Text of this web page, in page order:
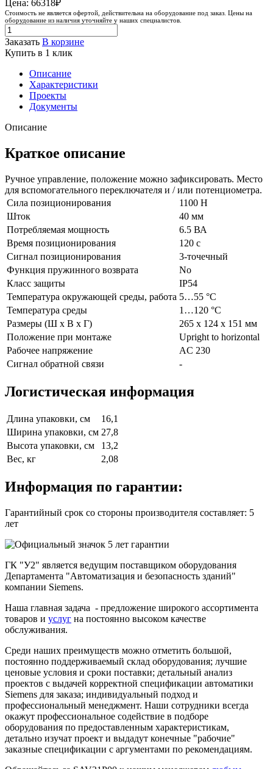
Цена: 66318₽
Стоимость не является офертой, действительна на оборудование под заказ. Цены на
оборудование из наличия уточняйте у наших специалистов.
Заказать В корзине
Купить в 1 клик
Описание
Характеристики
Проекты
Документы
Описание
Краткое описание
Ручное управление, положение можно зафиксировать. Место
для вспомогательного переключателя и / или потенциометра.
Сила позиционирования
1100 Н
Шток
40 мм
Потребляемая мощность
6.5 ВА
Время позиционирования
120 с
Сигнал позиционирования
3-точечный
Функция пружинного возврата
No
Класс защиты
IP54
Температура окружающей среды, работа 5…55 °C
Температура среды
1…120 °C
Размеры (Ш х В х Г)
265 x 124 x 151 мм
Положение при монтаже
Upright to horizontal
Рабочее напряжение
AC 230
Сигнал обратной связи
-
Логистическая информация
Длина упаковки, см
16,1
Ширина упаковки, см 27,8
Высота упаковки, см
13,2
Вес, кг
2,08
Информация по гарантии:
Гарантийный срок со стороны производителя составляет: 5
лет
ГК "У2" является ведущим поставщиком оборудования
Департамента "Автоматизация и безопасность зданий"
компании Siemens.
Наша главная задача - предложение широкого ассортимента
товаров и услуг на постоянно высоком качестве
обслуживания.
Среди наших преимуществ можно отметить большой,
постоянно поддерживаемый склад оборудования; лучшие
ценовые условия и сроки поставки; детальный анализ
проектов с выдачей корректной спецификации автоматики
Siemens для заказа; индивидуальный подход и
профессиональный менеджмент. Наши сотрудники всегда
окажут профессиональное содействие в подборе
оборудования по предоставленным характеристикам,
детально изучат проект и выдадут конечные "рабочие"
заказные спецификации с аргументами по рекомендациям.